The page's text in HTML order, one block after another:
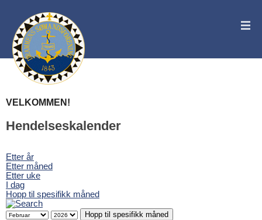
VELKOMMEN!
Hendelseskalender
Etter år
Etter måned
Etter uke
I dag
Hopp til spesifikk måned
Hopp til spesifikk måned